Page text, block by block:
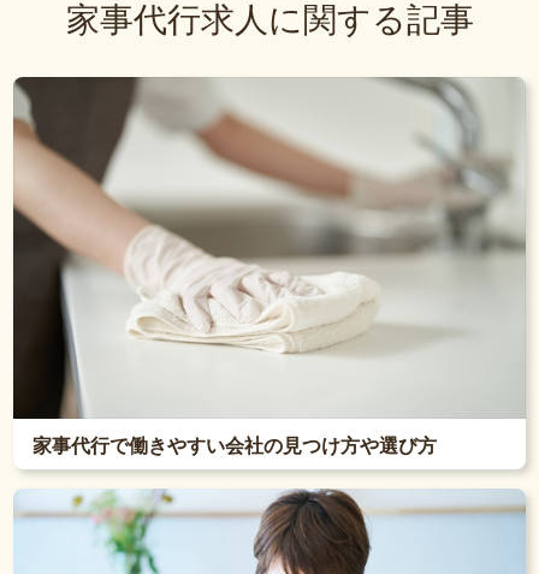
家事代行求人に関する記事
家事代行で働きやすい会社の見つけ方や選び方